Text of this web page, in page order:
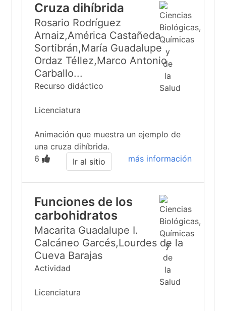
Cruza dihíbrida
Rosario Rodríguez
Arnaiz,América Castañeda
Sortibrán,María Guadalupe
Ordaz Téllez,Marco Antonio
Carballo...
Recurso didáctico
Licenciatura
Animación que muestra un ejemplo de
una cruza dihíbrida.
6
más información
Ir al sitio
Funciones de los
carbohidratos
Macarita Guadalupe I.
Calcáneo Garcés,Lourdes de la
Cueva Barajas
Actividad
Licenciatura